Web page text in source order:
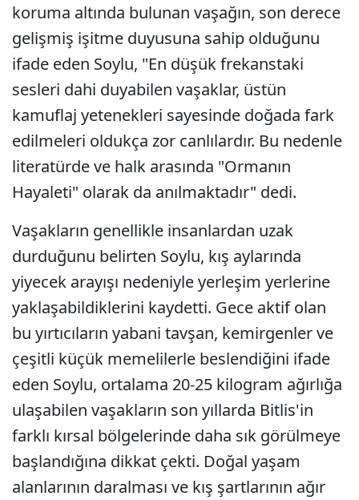
koruma altında bulunan vaşağın, son derece
gelişmiş işitme duyusuna sahip olduğunu
ifade eden Soylu, "En düşük frekanstaki
sesleri dahi duyabilen vaşaklar, üstün
kamuflaj yetenekleri sayesinde doğada fark
edilmeleri oldukça zor canlılardır. Bu nedenle
literatürde ve halk arasında "Ormanın
Hayaleti" olarak da anılmaktadır" dedi.
Vaşakların genellikle insanlardan uzak
durduğunu belirten Soylu, kış aylarında
yiyecek arayışı nedeniyle yerleşim yerlerine
yaklaşabildiklerini kaydetti. Gece aktif olan
bu yırtıcıların yabani tavşan, kemirgenler ve
çeşitli küçük memelilerle beslendiğini ifade
eden Soylu, ortalama 20-25 kilogram ağırlığa
ulaşabilen vaşakların son yıllarda Bitlis'in
farklı kırsal bölgelerinde daha sık görülmeye
başlandığına dikkat çekti. Doğal yaşam
alanlarının daralması ve kış şartlarının ağır